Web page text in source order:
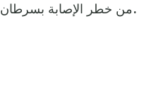
من خطر الإصابة بسرطان الجلد.